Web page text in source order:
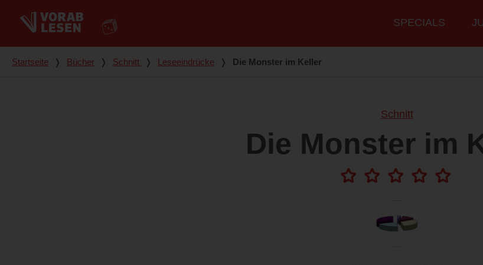
Hauptmenü
SPECIALS
Du bist hier
Startseite ❭ Bücher ❭ Schnitt ❭ Leseeindrücke ❭ Die Monster im Keller
Schnitt
Die Monster im